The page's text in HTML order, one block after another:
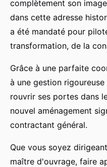
complètement son
dans cette adresse
a été mandaté pour
transformation, de la
Grâce à une parfaite
à une gestion
rouvrir ses portes dans
nouvel aménagement
contractant général.
Que vous soyez
maître d'ouvrage, faire